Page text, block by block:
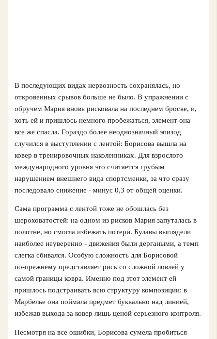
В последующих видах нервозность сохранялась, но
откровенных срывов больше не было. В упражнении с
обручем Мария вновь рисковала на последнем броске, и,
хоть ей и пришлось немного пробежаться, элемент она
все же спасла. Гораздо более неоднозначный эпизод
случился в выступлении с лентой: Борисова вышла на
ковер в тренировочных наколенниках. Для взрослого
международного уровня это считается грубым
нарушением внешнего вида спортсменки, за что сразу
последовало снижение - минус 0,3 от общей оценки.
Сама программа с лентой тоже не обошлась без
шероховатостей: на одном из рисков Мария запуталась в
полотне, но смогла избежать потери. Булавы выглядели
наиболее неуверенно - движения были дергаными, а темп
слегка сбивался. Особую сложность для Борисовой
по‑прежнему представляет риск со сложной ловлей у
самой границы ковра. Именно под этот элемент ей
пришлось подстраивать всю структуру композиции: в
Марбелье она поймала предмет буквально над линией,
избежав выхода за ковер лишь ценой серьезного контроля.
Несмотря на все ошибки, Борисова сумела пробиться